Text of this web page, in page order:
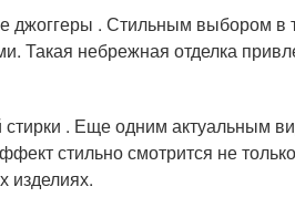
джоггеры . Стильным выбором в
Такая небрежная отделка
. Еще одним актуальным
стильно смотрится не
изделиях.